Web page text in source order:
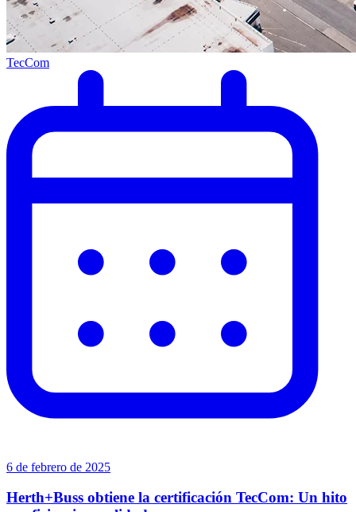
TecCom
6 de febrero de 2025
Herth+Buss obtiene la certificación TecCom: Un hito